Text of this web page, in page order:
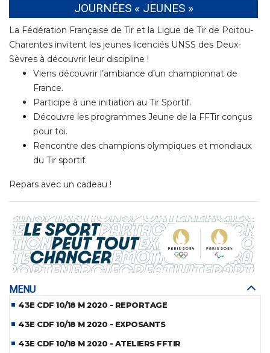
JOURNÉES « JEUNES »
La Fédération Française de Tir et la Ligue de Tir de Poitou-
Charentes invitent les jeunes licenciés UNSS des Deux-
Sèvres à découvrir leur discipline !
Viens découvrir l’ambiance d’un championnat de
France.
Participe à une initiation au Tir Sportif.
Découvre les programmes Jeune de la FFTir conçus
pour toi.
Rencontre des champions olympiques et mondiaux
du Tir sportif.
Repars avec un cadeau !
MENU
43E CDF 10/18 M 2020 - REPORTAGE
43E CDF 10/18 M 2020 - EXPOSANTS
43E CDF 10/18 M 2020 - ATELIERS FFTIR